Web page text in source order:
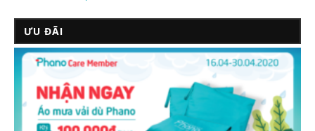
ƯU ĐÃI